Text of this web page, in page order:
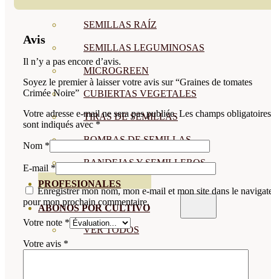
SEMILLAS RAÍZ
SEMILLAS LEGUMINOSAS
MICROGREEN
CUBIERTAS VEGETALES
TIRAS DE SEMILLAS
BOMBAS DE SEMILLAS
BANDEJAS Y SEMILLEROS
PROFESIONALES
ABONOS POR CULTIVO
VER TODOS
TOMATES
Avis
Il n’y a pas encore d’avis.
Soyez le premier à laisser votre avis sur “Graines de tomates
Crimée Noire”
Votre adresse e-mail ne sera pas publiée. Les champs obligatoires
sont indiqués avec*
Nom *
E-mail *
Enregistrer mon nom, mon e-mail et mon site dans le
pour mon prochain commentaire.
Votre note *
Votre avis *